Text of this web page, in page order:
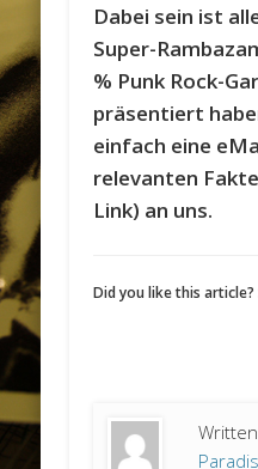
Dabei sein ist
Super-
% Punk Rock-
präsentiert
einfach eine
relevanten
Link) an uns.
Did you like this